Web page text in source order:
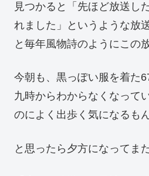
見つかると「先ほど放送し
れました」というような放
と毎年風物詩のようにこの
今朝も、黒っぽい服を着た
九時からわからなくなって
のによく出歩く気になるもん
と思ったら夕方になってま